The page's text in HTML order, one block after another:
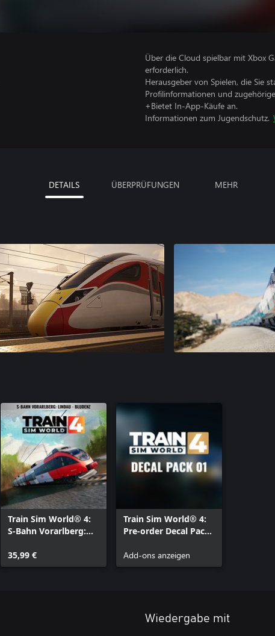
Über die Cloud spielbar mit Xbox
erforderlich.
Herausgeber von Spielen, die Sie
Profilinformationen und
+Bietet In-App-Käufe an.
Informationen zum Jugendschutz.
DETAILS ÜBERPRÜFUNGEN MEHR
Train Sim World® 4:
S-Bahn Vorarlberg:
Route Add-On
35,99 €
Train Sim World® 4:
Pre-order Decal Pack
Add-ons anzeigen
Wiedergabe mit